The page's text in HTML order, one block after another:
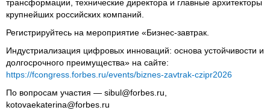
трансформации, технические директора и главные архитекторы
крупнейших российских компаний.
Регистрируйтесь на мероприятие «Бизнес-завтрак.
Индустриализация цифровых инноваций: основа устойчивости и
долгосрочного преимущества» на сайте:
https://fcongress.forbes.ru/events/biznes-zavtrak-czipr2026
По вопросам участия — sibul@forbes.ru,
kotovaekaterina@forbes.ru